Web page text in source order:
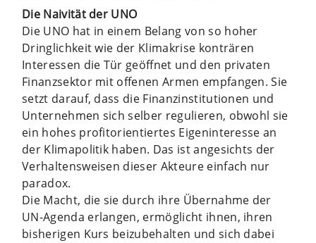
Die Naivität der UNO
Die UNO hat in einem Belang von so hoher
Dringlichkeit wie der Klimakrise konträren
Interessen die Tür geöffnet und den privaten
Finanzsektor mit offenen Armen empfangen. Sie
setzt darauf, dass die Finanzinstitutionen und
Unternehmen sich selber regulieren, obwohl sie
ein hohes profitorientiertes Eigeninteresse an
der Klimapolitik haben. Das ist angesichts der
Verhaltensweisen dieser Akteure einfach nur
paradox.
Die Macht, die sie durch ihre Übernahme der
UN-Agenda erlangen, ermöglicht ihnen, ihren
bisherigen Kurs beizubehalten und sich dabei